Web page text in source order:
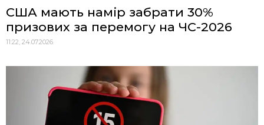
США мають намір забрати 30%
призових за перемогу на ЧС-2026
11:22, 24.07.2026